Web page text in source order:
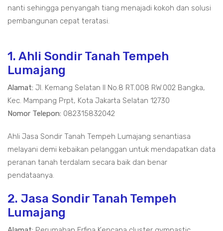
nanti sehingga penyangah tiang menajadi kokoh dan solusi
pembangunan cepat teratasi.
1. Ahli Sondir Tanah Tempeh
Lumajang
Alamat: Jl. Kemang Selatan II No.8 RT.008 RW.002 Bangka,
Kec. Mampang Prpt, Kota Jakarta Selatan 12730
Nomor Telepon: 082315832042
Ahli Jasa Sondir Tanah Tempeh Lumajang senantiasa
melayani demi kebaikan pelanggan untuk mendapatkan data
peranan tanah terdalam secara baik dan benar
pendataanya.
2. Jasa Sondir Tanah Tempeh
Lumajang